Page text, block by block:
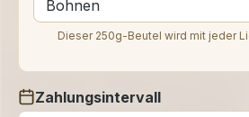
Dieser 250g-Beutel wird mit jeder
Zahlungsintervall
auswählen